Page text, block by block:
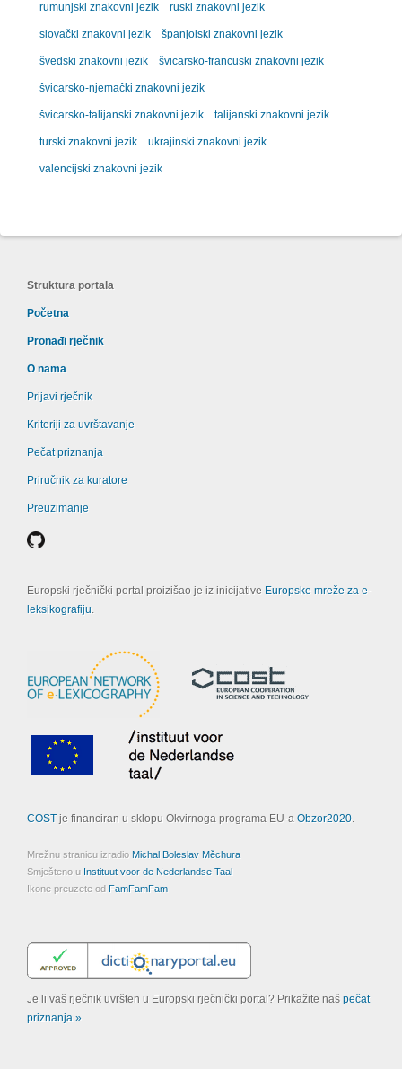
rumunjski znakovni jezik ruski znakovni jezik
slovački znakovni jezik španjolski znakovni jezik
švedski znakovni jezik švicarsko-francuski znakovni jezik
švicarsko-njemački znakovni jezik
švicarsko-talijanski znakovni jezik talijanski znakovni jezik
turski znakovni jezik ukrajinski znakovni jezik
valencijski znakovni jezik
Struktura portala
Početna
Pronađi rječnik
O nama
Prijavi rječnik
Kriteriji za uvrštavanje
Pečat priznanja
Priručnik za kuratore
Preuzimanje
Europski rječnički portal proizišao je iz inicijative Europske mreže za e-
leksikografiju.
COSTje financiran u sklopu Okvirnoga programa EU-a Obzor2020.
Mrežnu stranicu izradio Michal Boleslav Měchura
Smješteno u Instituut voor de Nederlandse Taal
Ikone preuzete od FamFamFam
Je li vaš rječnik uvršten u Europski rječnički portal? Prikažite naš pečat
priznanja »